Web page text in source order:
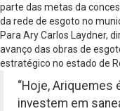
parte das metas da
da rede de esgoto no
Para Ary Carlos Laydner,
avanço das obras de
estratégico no estado de
“Hoje, Ariquemes
investem em